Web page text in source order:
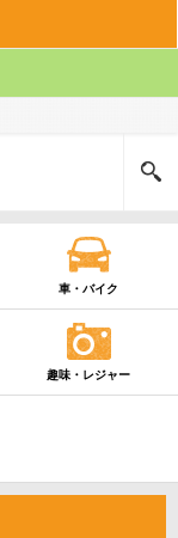
車・バイク
趣味・レジャー